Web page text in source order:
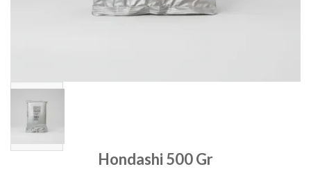
Hondashi 500 Gr